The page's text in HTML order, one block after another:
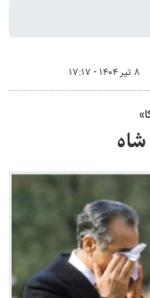
۸ تیر ۱۴۰۴ - ۱۷:۱۷